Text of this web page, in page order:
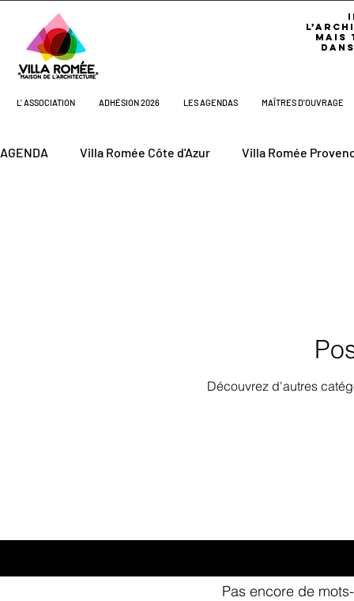
MAIS
L' ASSOCIATION ADHÉSION 2026 LES AGENDAS MAÎTRES D'OUVRAGE
AGENDA Villa Romée Côte d'Azur Villa Romée
Découvrez d'autres
Pas encore de